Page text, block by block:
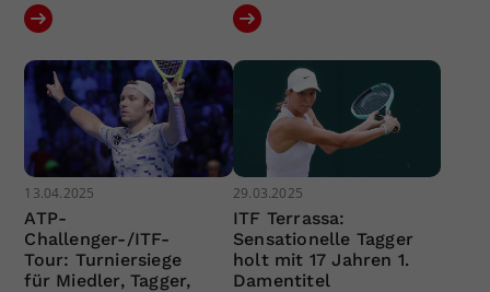
13.04.2025
ATP-
Challenger-/ITF-
Tour: Turniersiege
für Miedler, Tagger,
29.03.2025
ITF Terrassa:
Sensationelle Tagger
holt mit 17 Jahren 1.
Damentitel